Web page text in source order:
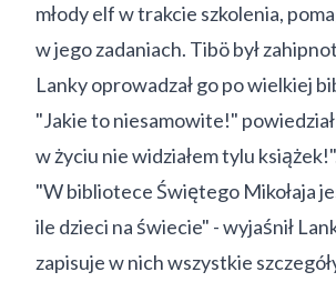
młody elf w trakcie szkolenia,
w jego zadaniach. Tibö był
Lanky oprowadzał go po wielkiej
"Jakie to niesamowite!"
w życiu nie widziałem tylu
"W bibliotece Świętego Mikołaja
ile dzieci na świecie" - wyjaśnił
zapisuje w nich wszystkie